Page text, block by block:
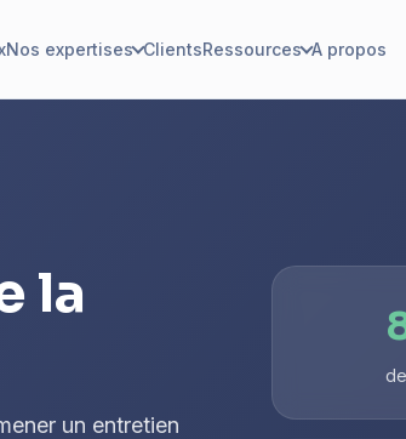
Nos expertises ClientsRessources A propos
la
un entretien